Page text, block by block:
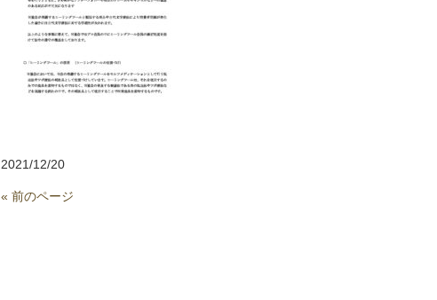
2021/12/20
« 前のページ